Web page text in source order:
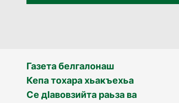
Газета белгалонаш
Кепа тохара хьакъехьа
Се дӀавовзийта раьза ва